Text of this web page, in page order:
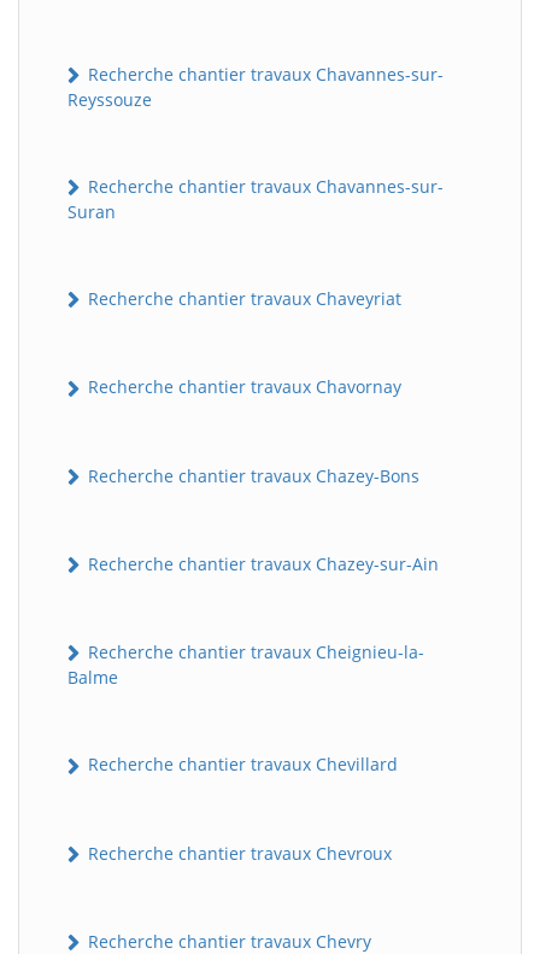
Recherche chantier travaux Chavannes-sur-
Reyssouze
Recherche chantier travaux Chavannes-sur-
Suran
Recherche chantier travaux Chaveyriat
Recherche chantier travaux Chavornay
Recherche chantier travaux Chazey-Bons
Recherche chantier travaux Chazey-sur-Ain
Recherche chantier travaux Cheignieu-la-
Balme
Recherche chantier travaux Chevillard
Recherche chantier travaux Chevroux
Recherche chantier travaux Chevry